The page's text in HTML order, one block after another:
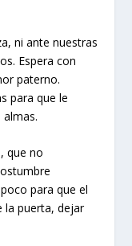
ni ante nuestras
Espera con
paterno.
para que le
que no
para que el
la puerta, dejar